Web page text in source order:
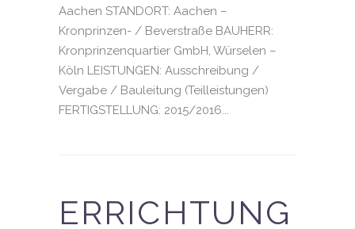
Aachen STANDORT: Aachen –
Kronprinzen- / Beverstraße BAUHERR:
Kronprinzenquartier GmbH, Würselen –
Köln LEISTUNGEN: Ausschreibung /
Vergabe / Bauleitung (Teilleistungen)
FERTIGSTELLUNG: 2015/2016...
ERRICHTUNG